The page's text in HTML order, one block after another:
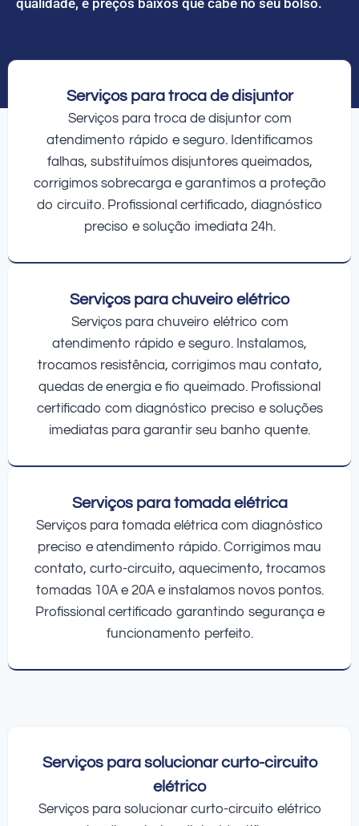
Serviços para troca de disjuntor
Serviços para troca de disjuntor com
atendimento rápido e seguro. Identificamos
falhas, substituímos disjuntores queimados,
corrigimos sobrecarga e garantimos a proteção
do circuito. Profissional certificado, diagnóstico
preciso e solução imediata 24h.
Serviços para chuveiro elétrico
Serviços para chuveiro elétrico com
atendimento rápido e seguro. Instalamos,
trocamos resistência, corrigimos mau contato,
quedas de energia e fio queimado. Profissional
certificado com diagnóstico preciso e soluções
imediatas para garantir seu banho quente.
Serviços para tomada elétrica
Serviços para tomada elétrica com diagnóstico
preciso e atendimento rápido. Corrigimos mau
contato, curto-circuito, aquecimento, trocamos
tomadas 10A e 20A e instalamos novos pontos.
Profissional certificado garantindo segurança e
funcionamento perfeito.
Serviços para solucionar curto-circuito
elétrico
Serviços para solucionar curto-circuito elétrico